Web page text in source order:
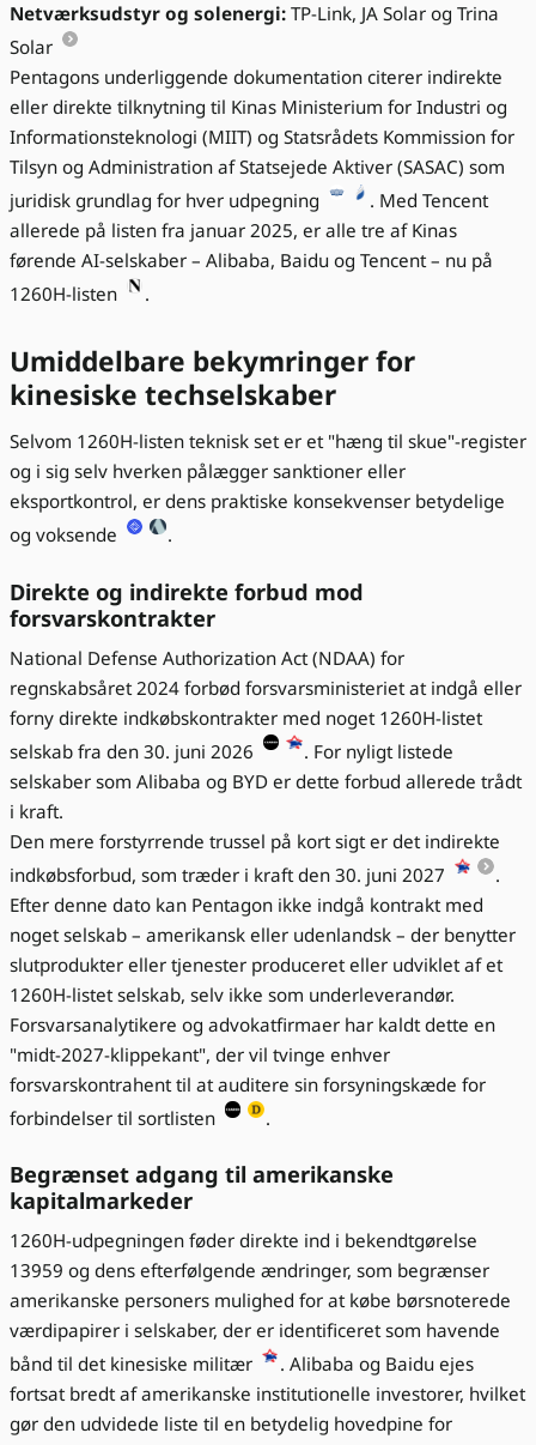
Netværksudstyr og solenergi: TP-Link, JA Solar og Trina
Solar
Pentagons underliggende dokumentation citerer indirekte
eller direkte tilknytning til Kinas Ministerium for Industri og
Informationsteknologi (MIIT) og Statsrådets Kommission for
Tilsyn og Administration af Statsejede Aktiver (SASAC) som
juridisk grundlag for hver udpegning
. Med Tencent
allerede på listen fra januar 2025, er alle tre af Kinas
førende AI-selskaber – Alibaba, Baidu og Tencent – nu på
1260H-listen
.
Umiddelbare bekymringer for
kinesiske techselskaber
Selvom 1260H-listen teknisk set er et "hæng til skue"-register
og i sig selv hverken pålægger sanktioner eller
eksportkontrol, er dens praktiske konsekvenser betydelige
og voksende
.
Direkte og indirekte forbud mod
forsvarskontrakter
National Defense Authorization Act (NDAA) for
regnskabsåret 2024 forbød forsvarsministeriet at indgå eller
forny direkte indkøbskontrakter med noget 1260H-listet
selskab fra den 30. juni 2026
. For nyligt listede
selskaber som Alibaba og BYD er dette forbud allerede trådt
i kraft.
Den mere forstyrrende trussel på kort sigt er det indirekte
indkøbsforbud, som træder i kraft den 30. juni 2027
.
Efter denne dato kan Pentagon ikke indgå kontrakt med
noget selskab – amerikansk eller udenlandsk – der benytter
slutprodukter eller tjenester produceret eller udviklet af et
1260H-listet selskab, selv ikke som underleverandør.
Forsvarsanalytikere og advokatfirmaer har kaldt dette en
"midt-2027-klippekant", der vil tvinge enhver
forsvarskontrahent til at auditere sin forsyningskæde for
forbindelser til sortlisten
.
Begrænset adgang til amerikanske
kapitalmarkeder
1260H-udpegningen føder direkte ind i bekendtgørelse
13959 og dens efterfølgende ændringer, som begrænser
amerikanske personers mulighed for at købe børsnoterede
værdipapirer i selskaber, der er identificeret som havende
bånd til det kinesiske militær
. Alibaba og Baidu ejes
fortsat bredt af amerikanske institutionelle investorer, hvilket
gør den udvidede liste til en betydelig hovedpine for